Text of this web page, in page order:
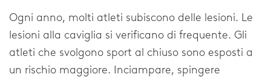
Ogni anno, molti atleti subiscono delle lesioni. Le
lesioni alla caviglia si verificano di frequente. Gli
atleti che svolgono sport al chiuso sono esposti a
un rischio maggiore. Inciampare, spingere